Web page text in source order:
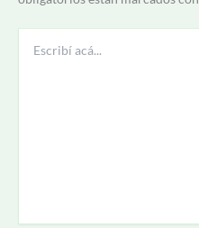
acá...